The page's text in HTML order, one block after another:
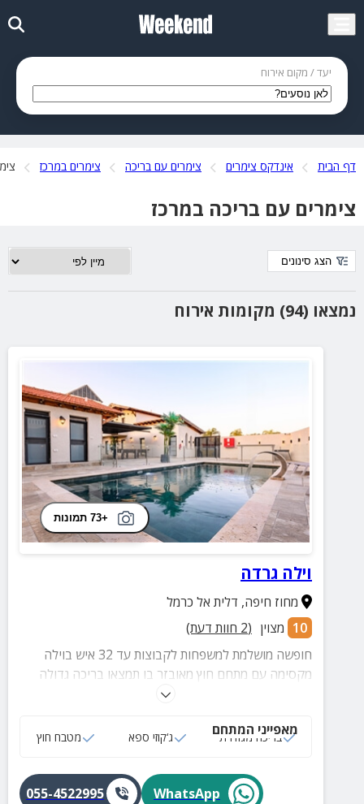
יעד / מקום אירוח
דף הבית אינדקס צימרים צימרים עם בריכה צימרים במרכז
צימרים עם בריכה במרכז
נמצאו (94) מקומות אירוח
הצג סינונים
+73 תמונות
וילה גרדה
מחוז חיפה, דלית אל כרמל
10 מצוין (
2 חוות דעת)
חופשה מושלמת למשפחות לקבוצות עד 32 איש בוילה
מקסימה עם מתחם חוץ מאובזר בו תמצאו בריכה גדולה
ומגודרת, ג'קוזי ספא, מיטות שיזוף, שולחן סנוקר, מטבח
גדול ל-32 סועדים, טלוויזיה 75 אינץ' ועוד.
מאפייני המתחם
בריכה מגודרת ג‘קוזי ספא מטבח חוץ
WhatsApp
055-4522995